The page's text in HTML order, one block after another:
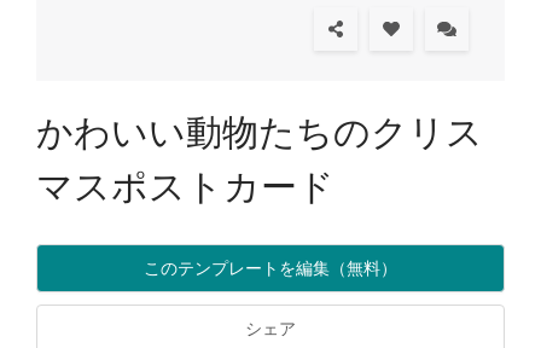
かわいい動物たちのクリス
マスポストカード
このテンプレートを編集（無料）
シェア